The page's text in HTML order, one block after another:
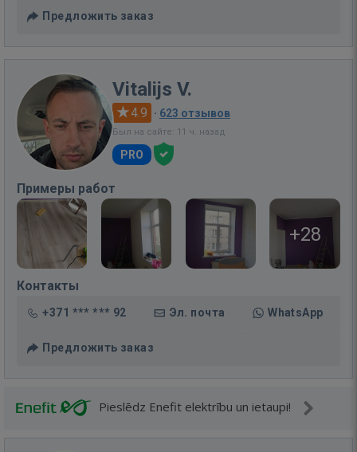
Предложить заказ
Vitalijs V.
4.9 · 623 отзывов
Был на сайте: 11 ч. назад
PRO
Примеры работ
+28
Контакты
+371 *** *** 92 Эл. почта WhatsApp
Предложить заказ
Pieslēdz Enefit elektrību un ietaupi!